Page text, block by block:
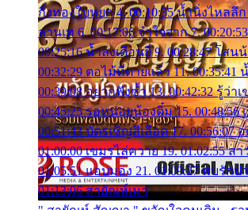
กิ่งทองใบหยก 4. 00:10:35 น้ำนิ่งไหลลึก
ลานเท 6. 00:17:06 จำใจจาก 7.
00:25:16 น้ำลงเดือนยี่ 9. 00:28:47 โสน
00:32:29 ตอไม้ที่ตายแล้ว 11. 00:35:41
00:39:08 อยากฟังซ้ำ 13. 00:42:32 รู้ว่า
00:45:25 รอหน่อยน้องติ๋ม 15. 00:48:56
00:51:43 บัตรเชิญสีเลือด 17. 00:56:07
01:00:00 เขมรไล่ควาย 19. 01:02:55 ส
01:05:51 แอบมอง 21. 01:09:27 พบรักป
01:13:06 สายัณห์เมา